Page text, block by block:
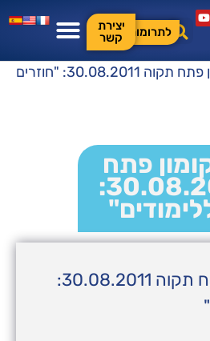
לתרומות
יצירת
קשר
עיתון המקומון פתח תקוה 30.08.2011: "חוזרים
פתח
תקוה 30.08.2011:
עיתון המקומון פתח תקוה 30.08.2011: